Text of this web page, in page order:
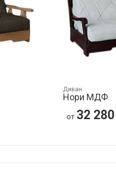
Диван
Нори МДФ
от 32 280